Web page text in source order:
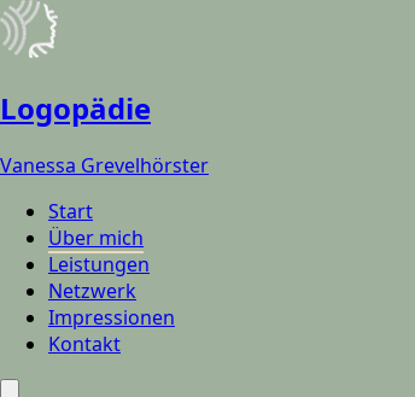
Logopädie
Vanessa Grevelhörster
Start
Über mich
Leistungen
Netzwerk
Impressionen
Kontakt